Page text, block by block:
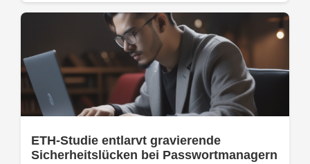
ETH-Studie entlarvt gravierende
Sicherheitslücken bei Passwortmanagern